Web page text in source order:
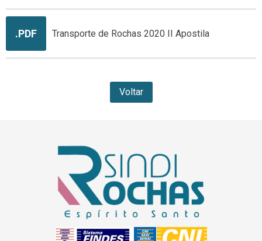
.PDF Transporte de Rochas 2020 II Apostila
Voltar